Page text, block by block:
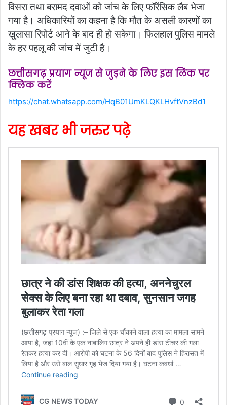
विसरा तथा बरामद दवाओं को जांच के लिए फॉरेंसिक लैब भेजा
गया है। अधिकारियों का कहना है कि मौत के असली कारणों का
खुलासा रिपोर्ट आने के बाद ही हो सकेगा। फिलहाल पुलिस मामले
के हर पहलू की जांच में जुटी है।
छत्तीसगढ़ प्रयाग न्यूज से जुड़ने के लिए इस लिंक पर
क्लिक करें
https://chat.whatsapp.com/HqB01UmKLQKLHvftVnzBd1
यह खबर भी जरुर पढ़े